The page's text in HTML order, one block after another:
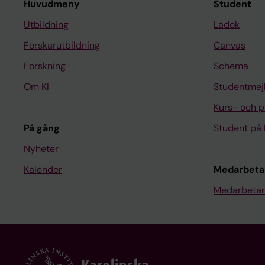
Huvudmeny
Utbildning
Forskarutbildning
Forskning
Om KI
På gång
Nyheter
Kalender
Student
Ladok
Canvas
Schema
Kurs- och
Student på